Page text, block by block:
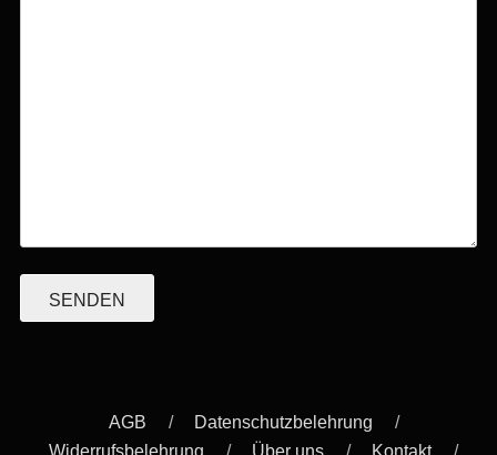
AGB
Datenschutzbelehrung
Widerrufsbelehrung
Über uns Kontakt